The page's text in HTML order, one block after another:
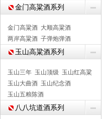
金门高粱酒系列
金门高粱酒 大顺高粱酒
两岸高粱酒 子弹炮弹酒
玉山高粱酒系列
玉山三年 玉山顶级 玉山红高粱
玉山大曲酒 玉山纪念酒
玉山五粮陈酒
八八坑道酒系列